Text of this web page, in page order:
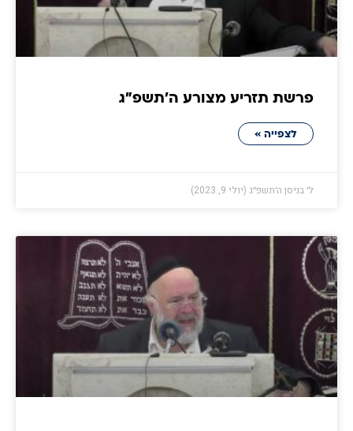
פרשת תזריע מצורע ה׳תשפ״ג
לצפייה »
ל׳ בניסן ה׳תשפ״ג (יולי 9, 2023)